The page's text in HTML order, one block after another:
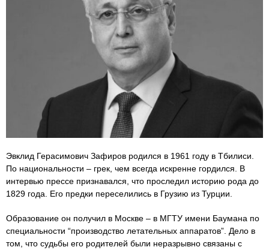
Эвклид Герасимович Зафиров родился в 1961 году в Тбилиси.
По национальности – грек, чем всегда искренне гордился. В
интервью прессе признавался, что проследил историю рода до
1829 года. Его предки переселились в Грузию из Турции.
Образование он получил в Москве – в МГТУ имени Баумана по
специальности “производство летательных аппаратов”. Дело в
том, что судьбы его родителей были неразрывно связаны с